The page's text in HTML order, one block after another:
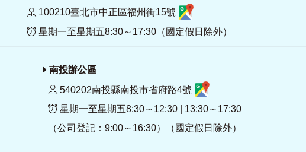
100210臺北市中正區福州街15號
星期一至星期五8:30～17:30（國定假日除外）
南投辦公區
540202南投縣南投市省府路4號
星期一至星期五8:30～12:30 | 13:30～17:30
（公司登記：9:00～16:30）（國定假日除外）